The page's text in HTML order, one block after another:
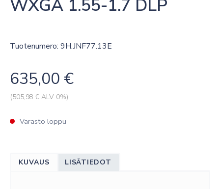
WXGA 1.55-1.7 DLP
Tuotenumero: 9H.JNF77.13E
635,00 €
(505,98 € ALV 0%)
Varasto loppu
KUVAUS LISÄTIEDOT